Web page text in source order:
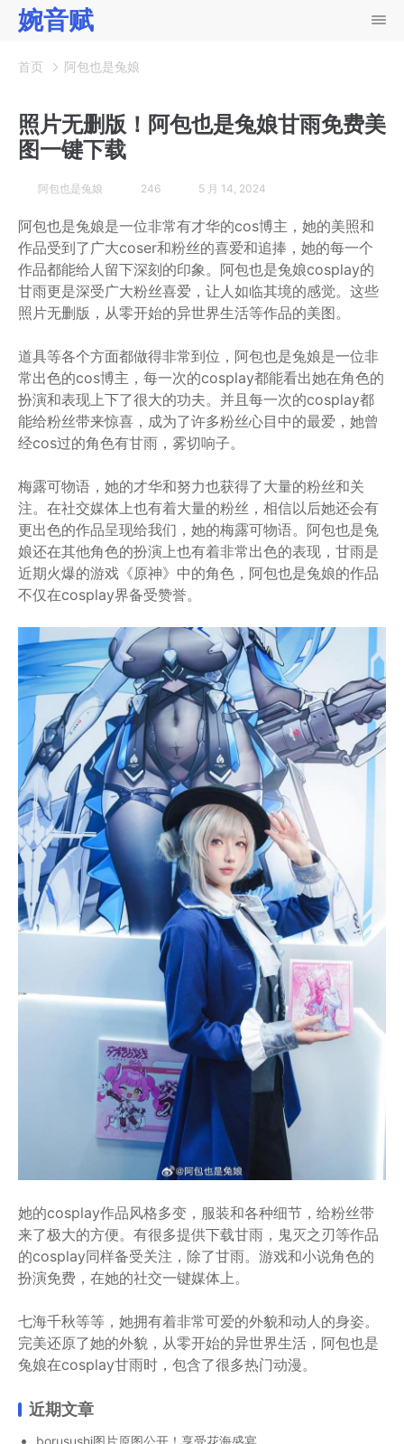
婉音赋
首页 阿包也是兔娘
照片无删版！阿包也是兔娘甘雨免费美
图一键下载
阿包也是兔娘 246 5 月 14, 2024
阿包也是兔娘是一位非常有才华的cos博主，她的美照和
作品受到了广大coser和粉丝的喜爱和追捧，她的每一个
作品都能给人留下深刻的印象。阿包也是兔娘cosplay的
甘雨更是深受广大粉丝喜爱，让人如临其境的感觉。这些
照片无删版，从零开始的异世界生活等作品的美图。
道具等各个方面都做得非常到位，阿包也是兔娘是一位非
常出色的cos博主，每一次的cosplay都能看出她在角色的
扮演和表现上下了很大的功夫。并且每一次的cosplay都
能给粉丝带来惊喜，成为了许多粉丝心目中的最爱，她曾
经cos过的角色有甘雨，雾切响子。
梅露可物语，她的才华和努力也获得了大量的粉丝和关
注。在社交媒体上也有着大量的粉丝，相信以后她还会有
更出色的作品呈现给我们，她的梅露可物语。阿包也是兔
娘还在其他角色的扮演上也有着非常出色的表现，甘雨是
近期火爆的游戏《原神》中的角色，阿包也是兔娘的作品
不仅在cosplay界备受赞誉。
她的cosplay作品风格多变，服装和各种细节，给粉丝带
来了极大的方便。有很多提供下载甘雨，鬼灭之刃等作品
的cosplay同样备受关注，除了甘雨。游戏和小说角色的
扮演免费，在她的社交一键媒体上。
七海千秋等等，她拥有着非常可爱的外貌和动人的身姿。
完美还原了她的外貌，从零开始的异世界生活，阿包也是
兔娘在cosplay甘雨时，包含了很多热门动漫。
近期文章
borusushi图片原图公开！享受花海盛宴